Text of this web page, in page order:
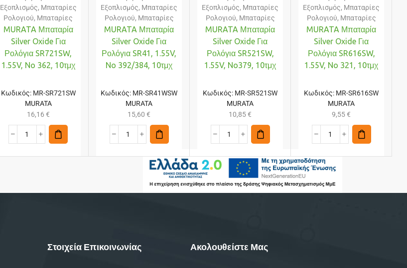
Εξοπλισμός, Μπαταρίες
Ρολογιού, Μπαταρίες
MURATA Μπαταρία
Silver Oxide Για
Ρολόγια SR721SW,
1.55V, No 362, 10τμχ
Κωδικός: MR-SR721SW
MURATA
16,16 €
Εξοπλισμός, Μπαταρίες
Ρολογιού, Μπαταρίες
MURATA Μπαταρία
Silver Oxide Για
Ρολόγια SR41, 1.55V,
No 392/384, 10τμχ
Κωδικός: MR-SR41WSW
MURATA
15,60€
Εξοπλισμός, Μπαταρίες
Ρολογιού, Μπαταρίες
MURATA Μπαταρία
Silver Oxide Για
Ρολόγια SR521SW,
1.55V, No379, 10τμχ
Κωδικός: MR-SR521SW
MURATA
10,85€
Εξοπλισμός, Μπαταρίες
Ρολογιού, Μπαταρίες
MURATA Μπαταρία
Silver Oxide Για
Ρολόγια SR616SW,
1.55V, No 321, 10τμχ
Κωδικός: MR-SR616SW
MURATA
9,55€
Στοιχεία Επικοινωνίας Ακολουθείστε Μας